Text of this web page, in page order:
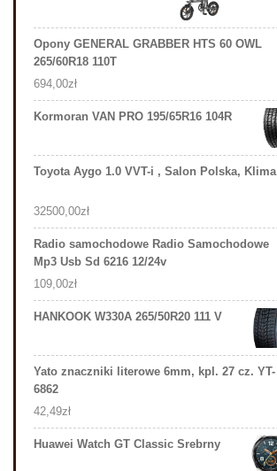
Opony GENERAL GRABBER HTS 60 OWL
265/60R18 110T
694,00zł
Kormoran VAN PRO 195/65R16 104R
Toyota Aygo 1.0 VVT-i , Salon Polska, Klima
32500,00zł
Radio samochodowe Radio Samochodowe
Mp3 Usb Sd 6216 12/24v
109,00zł
HANKOOK W330A 265/50R20 111 V
Yato znaczniki literowe 6mm, kpl. 27 cz. YT-
6862
42,49zł
Huawei Watch GT Classic Srebrny